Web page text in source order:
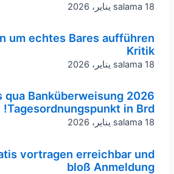
salama 18 يناير، 2026
um echtes Bares aufführen
Kritik
salama 18 يناير، 2026
qua Banküberweisung 2026
Tagesordnungspunkt in Brd!
salama 18 يناير، 2026
vortragen erreichbar und
bloß Anmeldung